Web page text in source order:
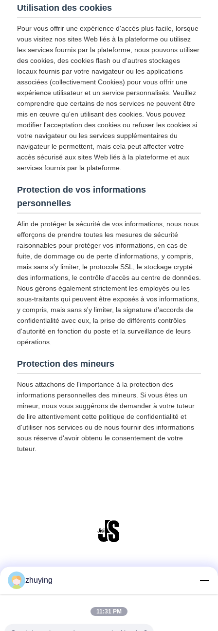
Utilisation des cookies
Pour vous offrir une expérience d'accès plus facile, lorsque
vous visitez nos sites Web liés à la plateforme ou utilisez
les services fournis par la plateforme, nous pouvons utiliser
des cookies, des cookies flash ou d'autres stockages
locaux fournis par votre navigateur ou les applications
associées (collectivement Cookies) pour vous offrir une
expérience utilisateur et un service personnalisés. Veuillez
comprendre que certains de nos services ne peuvent être
mis en œuvre qu'en utilisant des cookies. Vous pouvez
modifier l'acceptation des cookies ou refuser les cookies si
votre navigateur ou les services supplémentaires du
navigateur le permettent, mais cela peut affecter votre
accès sécurisé aux sites Web liés à la plateforme et aux
services fournis par la plateforme.
Protection de vos informations
personnelles
Afin de protéger la sécurité de vos informations, nous nous
efforçons de prendre toutes les mesures de sécurité
raisonnables pour protéger vos informations, en cas de
fuite, de dommage ou de perte d'informations, y compris,
mais sans s'y limiter, le protocole SSL, le stockage crypté
des informations, le contrôle d'accès au centre de données.
Nous gérons également strictement les employés ou les
sous-traitants qui peuvent être exposés à vos informations,
y compris, mais sans s'y limiter, la signature d'accords de
confidentialité avec eux, la prise de différents contrôles
d'autorité en fonction du poste et la surveillance de leurs
opérations.
Protection des mineurs
Nous attachons de l'importance à la protection des
informations personnelles des mineurs. Si vous êtes un
mineur, nous vous suggérons de demander à votre tuteur
de lire attentivement cette politique de confidentialité et
d'utiliser nos services ou de nous fournir des informations
sous réserve d'avoir obtenu le consentement de votre
tuteur.
Contact rapide
zhuying
11:31 PM